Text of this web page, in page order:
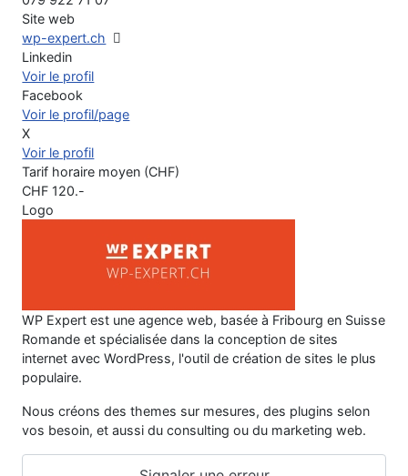
Site web
wp-expert.ch
Linkedin
Voir le profil
Facebook
Voir le profil/page
X
Voir le profil
Tarif horaire moyen (CHF)
CHF 120.-
Logo
WP Expert est une agence web, basée à Fribourg en Suisse
Romande et spécialisée dans la conception de sites
internet avec WordPress, l'outil de création de sites le plus
populaire.
Nous créons des themes sur mesures, des plugins selon
vos besoin, et aussi du consulting ou du marketing web.